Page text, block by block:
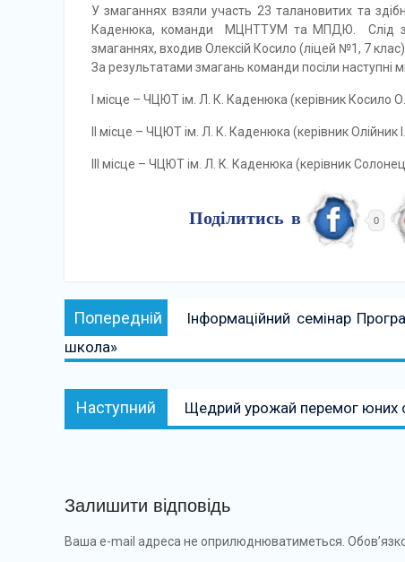
У змаганнях взяли участь 23 талановитих та
Каденюка, команди МЦНТТУМ та МПДЮ. Слід
змаганнях, входив Олексій Косило (ліцей №1, 7
За результатами змагань команди посіли наступні
І місце – ЧЦЮТ ім. Л. К. Каденюка (керівник Косило О.
ІІ місце – ЧЦЮТ ім. Л. К. Каденюка (керівник Олійник
ІІІ місце – ЧЦЮТ ім. Л. К. Каденюка (керівник
Поділитись в 0
Навігація
записів
Попередній Попередній:
Інформаційний семінар
школа»
Наступний Наступний:
Щедрий урожай перемог
Залишити відповідь
Ваша e-mail адреса не оприлюднюватиметься.